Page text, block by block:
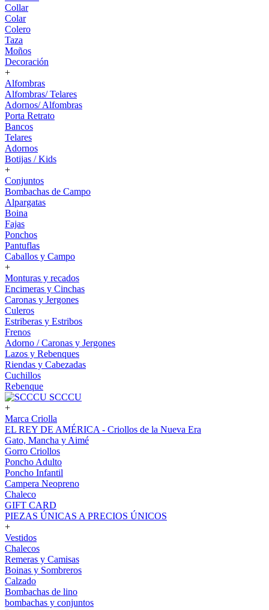
Collar
Colar
Colero
Taza
Moños
Decoración
+
Alfombras
Alfombras/ Telares
Adornos/ Alfombras
Porta Retrato
Bancos
Telares
Adornos
Botijas / Kids
+
Conjuntos
Bombachas de Campo
Alpargatas
Boina
Fajas
Ponchos
Pantuflas
Caballos y Campo
+
Monturas y recados
Encimeras y Cinchas
Caronas y Jergones
Culeros
Estriberas y Estribos
Frenos
Adorno / Caronas y Jergones
Lazos y Rebenques
Riendas y Cabezadas
Cuchillos
Rebenque
SCCCU
+
Marca Criolla
EL REY DE AMÉRICA - Criollos de la Nueva Era
Gato, Mancha y Aimé
Gorro Criollos
Poncho Adulto
Poncho Infantil
Campera Neopreno
Chaleco
GIFT CARD
PIEZAS ÚNICAS A PRECIOS ÚNICOS
+
Vestidos
Chalecos
Remeras y Camisas
Boinas y Sombreros
Calzado
Bombachas de lino
bombachas y conjuntos